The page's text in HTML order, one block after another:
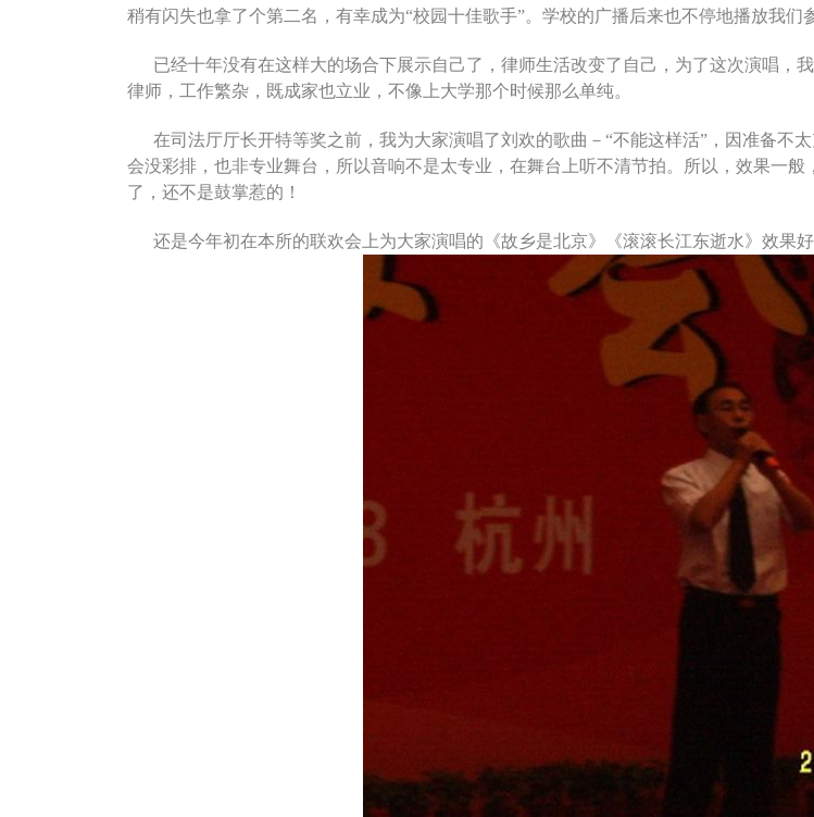
稍有闪失也拿了个第二名，有幸成为“校园十佳歌手”。学校的广播后来也不停地播放我
已经十年没有在这样大的场合下展示自己了，律师生活改变了自己，为了这次演唱，
律师，工作繁杂，既成家也立业，不像上大学那个时候那么单纯。
在司法厅厅长开特等奖之前，我为大家演唱了刘欢的歌曲－“不能这样活”，因准备不
会没彩排，也非专业舞台，所以音响不是太专业，在舞台上听不清节拍。所以，效果一
了，还不是鼓掌惹的！
还是今年初在本所的联欢会上为大家演唱的《故乡是北京》《滚滚长江东逝水》效果